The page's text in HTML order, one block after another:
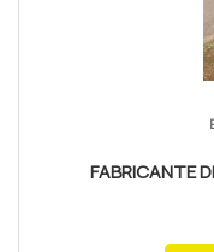
FABRICANTE